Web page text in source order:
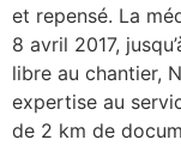
et repensé. La
8 avril 2017,
libre au chantier,
expertise au
de 2 km de